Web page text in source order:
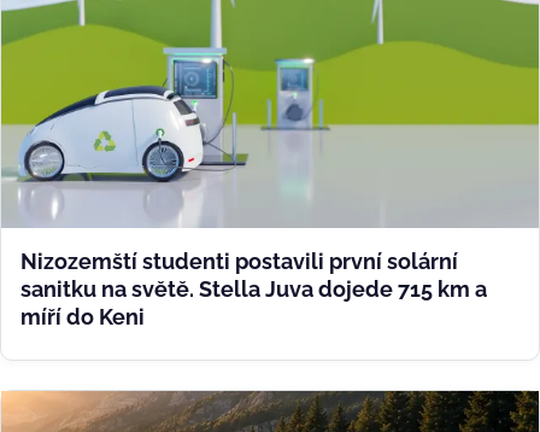
Nizozemští studenti postavili první solární
sanitku na světě. Stella Juva dojede 715 km a
míří do Keni